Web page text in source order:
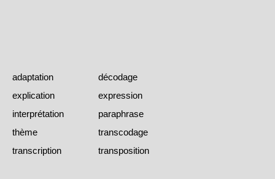
adaptation
décodage
explication
expression
interprétation
paraphrase
thème
transcodage
transcription
transposition